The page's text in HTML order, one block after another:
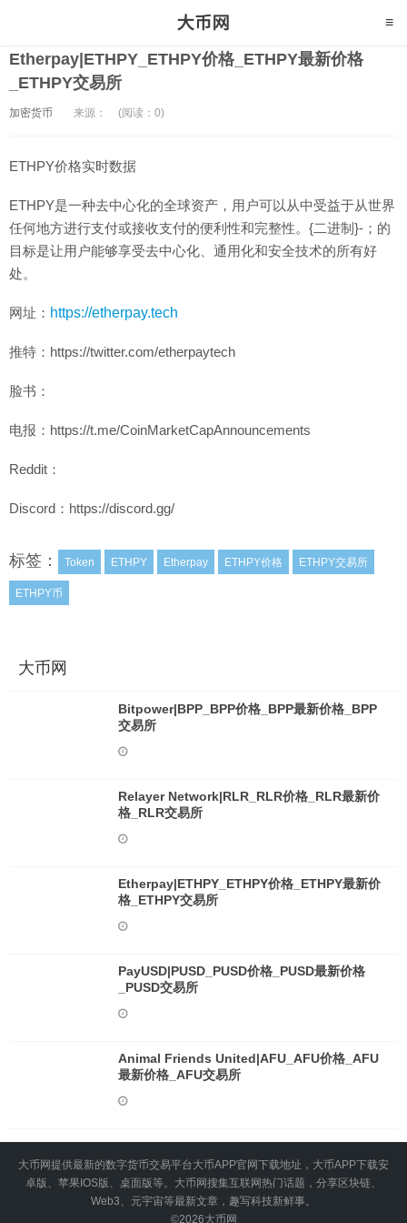
Etherpay|ETHPY_ETHPY价格_ETHPY最新价格
_ETHPY交易所
加密货币 来源： (阅读：0)
ETHPY价格实时数据
ETHPY是一种去中心化的全球资产，用户可以从中受益于从世界
任何地方进行支付或接收支付的便利性和完整性。{二进制}-；的
目标是让用户能够享受去中心化、通用化和安全技术的所有好
处。
网址： https://etherpay.tech
推特：https://twitter.com/etherpaytech
脸书：
电报：https://t.me/CoinMarketCapAnnouncements
Reddit：
Discord：https://discord.gg/
标签： Token ETHPY Etherpay ETHPY价格 ETHPY交易所
ETHPY币
大币网
Bitpower|BPP_BPP价格_BPP最新价格_BPP
交易所
Relayer Network|RLR_RLR价格_RLR最新价
格_RLR交易所
Etherpay|ETHPY_ETHPY价格_ETHPY最新价
格_ETHPY交易所
PayUSD|PUSD_PUSD价格_PUSD最新价格
_PUSD交易所
Animal Friends United|AFU_AFU价格_AFU
最新价格_AFU交易所
大币网提供最新的数字货币交易平台大币APP官网下载地址，大币APP下载安
卓版、苹果IOS版、桌面版等。大币网搜集互联网热门话题，分享区块链、
Web3、元宇宙等最新文章，趣写科技新鲜事。
©2026大币网